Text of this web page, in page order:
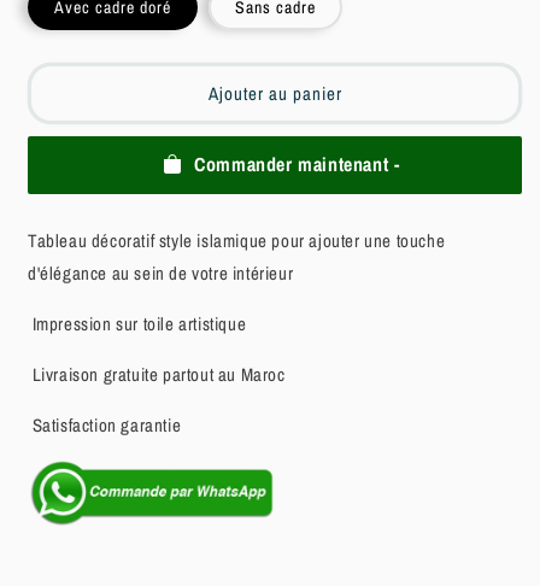
Avec cadre doré Sans cadre
Ajouter au panier
Commander maintenant -
Tableau décoratif style islamique pour ajouter une touche
d'élégance au sein de votre intérieur
Impression sur toile artistique
Livraison gratuite partout au Maroc
Satisfaction garantie